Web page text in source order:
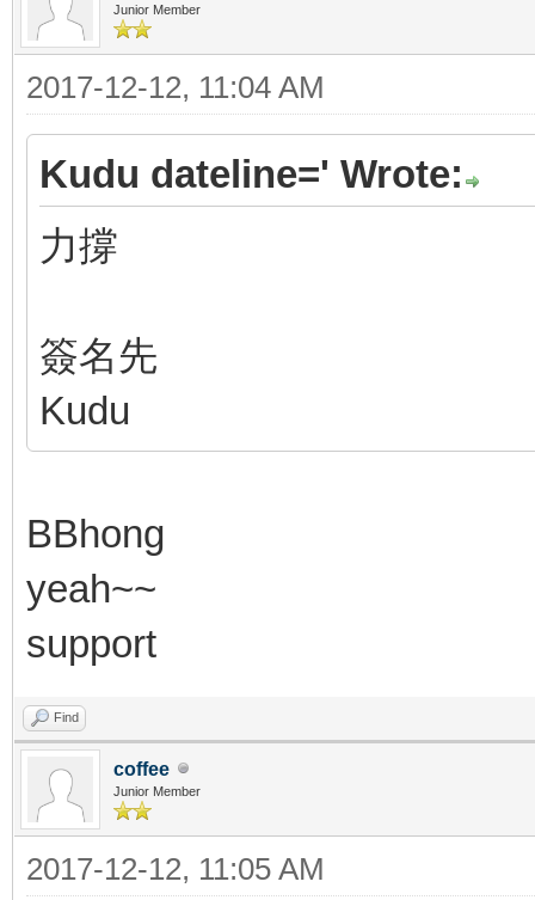
Junior Member
2017-12-12, 11:04 AM
Kudu dateline=' Wrote:
力撐
簽名先
Kudu
BBhong
yeah~~
support
Find
coffee
Junior Member
2017-12-12, 11:05 AM